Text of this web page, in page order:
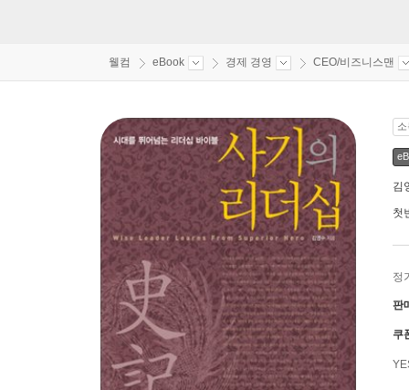
웰컴 eBook 경제 경영 CEO/비즈니스맨
김
첫
정
판
쿠